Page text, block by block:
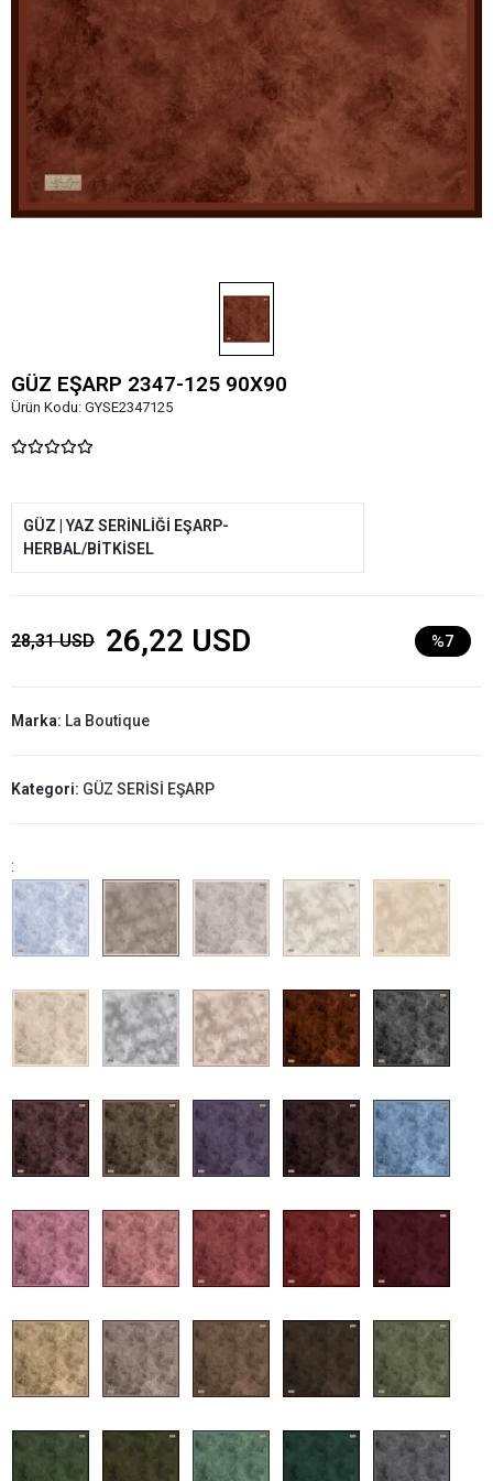
GÜZ EŞARP 2347-125 90X90
Ürün Kodu: GYSE2347125
GÜZ | YAZ SERİNLİĞİ EŞARP-
HERBAL/BİTKİSEL
28,31 USD 26,22 USD %7
Marka: La Boutique
Kategori: GÜZ SERİSİ EŞARP
: